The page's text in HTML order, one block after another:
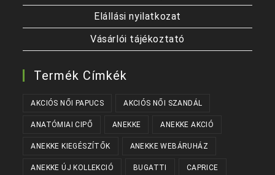
Elállási nyilatkozat
Vásárlói tájékoztató
Termék Címkék
AKCIÓS NŐI PAPUCS AKCIÓS NŐI SZANDÁL
ANATÓMIAI CIPŐ ANEKKE ANEKKE AKCIÓ
ANEKKE KIEGÉSZÍTŐK ANEKKE WEBÁRUHÁZ
ANEKKE ÚJ KOLLEKCIÓ BUGATTI CAPRICE